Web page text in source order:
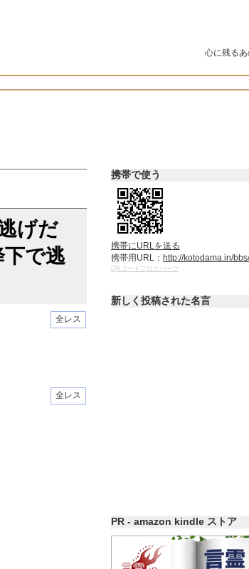
心に残る
げだ
で逃
全レス
全レス
携帯で使う
携帯にURLを送る
携帯用URL： http://kotodama.in/
QRコードブログパーツ
新しく投稿された名言
PR - amazon kindle ストア